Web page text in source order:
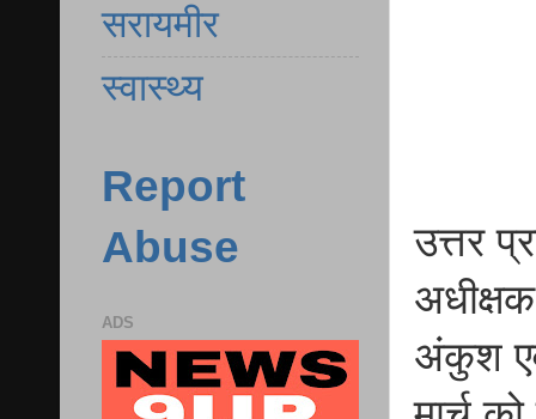
उत्तर
अंकुश
सरायमीर
स्वास्थ्य
Report
Abuse
ADS